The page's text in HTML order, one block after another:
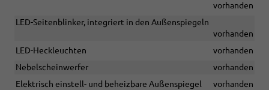
vorhanden
LED-Seitenblinker, integriert in den Außenspiegeln
vorhanden
LED-Heckleuchten
vorhanden
Nebelscheinwerfer
vorhanden
Elektrisch einstell- und beheizbare Außenspiegel
vorhanden